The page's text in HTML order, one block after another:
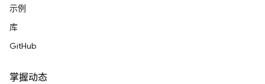
示例
库
GitHub
掌握动态